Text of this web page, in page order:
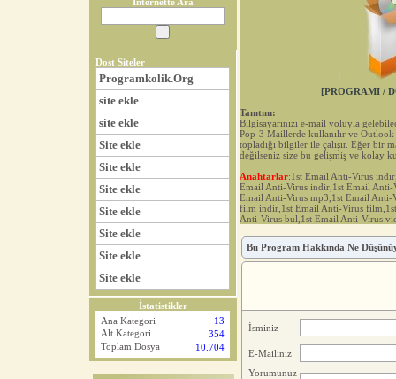
Dost Siteler
Programkolik.Org
site ekle
site ekle
Site ekle
Site ekle
Site ekle
Site ekle
Site ekle
Site ekle
Site ekle
İstatistikler
Ana Kategori
13
Alt Kategori
354
Toplam Dosya 10.704
[PROGRAMI /
Tanıtım:
Bilgisayarınızı e-mail yoluyla
Pop-3 Maillerde kullanılır ve
topladığı bilgiler ile çalışır. Eğer bir
değilseniz size bu gelişmiş ve kolay
Anahtarlar:1st Email Anti-Virus
Email Anti-Virus indir,1st Email Anti-
Email Anti-Virus mp3,1st Email Anti-
film indir,1st Email Anti-Virus
Anti-Virus bul,1st Email Anti-Virus
Bu Program Hakkında Ne
İsminiz
E-Mailiniz
Yorumunuz